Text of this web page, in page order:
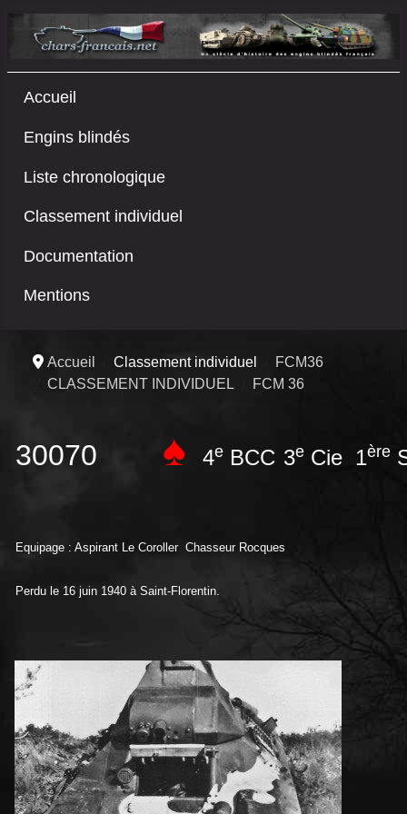
Accueil
Engins blindés
Liste chronologique
Classement individuel
Documentation
Mentions
Accueil Classement individuel
FCM36
CLASSEMENT INDIVIDUEL
FCM 36
30070 ♠ 4e BCC 3e Cie 1ère
Equipage : Aspirant Le Coroller Chasseur Rocques
Perdu le 16 juin 1940 à Saint-Florentin.